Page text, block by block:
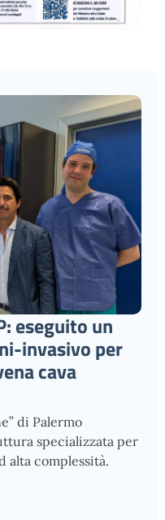
eseguito un
invasivo per
cava
di Palermo
specializzata per
alta complessità.